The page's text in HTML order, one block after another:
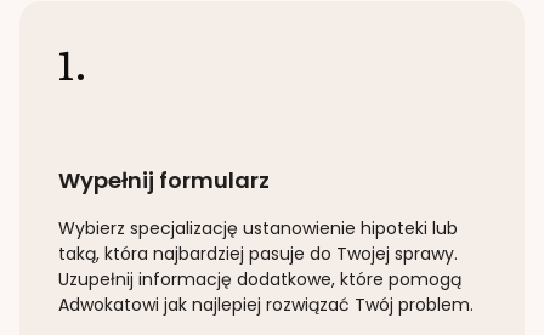
1.
Wypełnij formularz
Wybierz specjalizację ustanowienie hipoteki lub
taką, która najbardziej pasuje do Twojej sprawy.
Uzupełnij informację dodatkowe, które pomogą
Adwokatowi jak najlepiej rozwiązać Twój problem.